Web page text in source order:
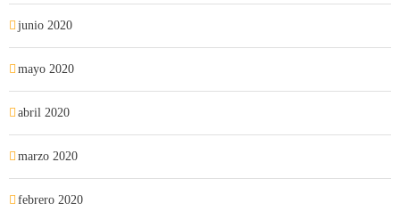
junio 2020
mayo 2020
abril 2020
marzo 2020
febrero 2020